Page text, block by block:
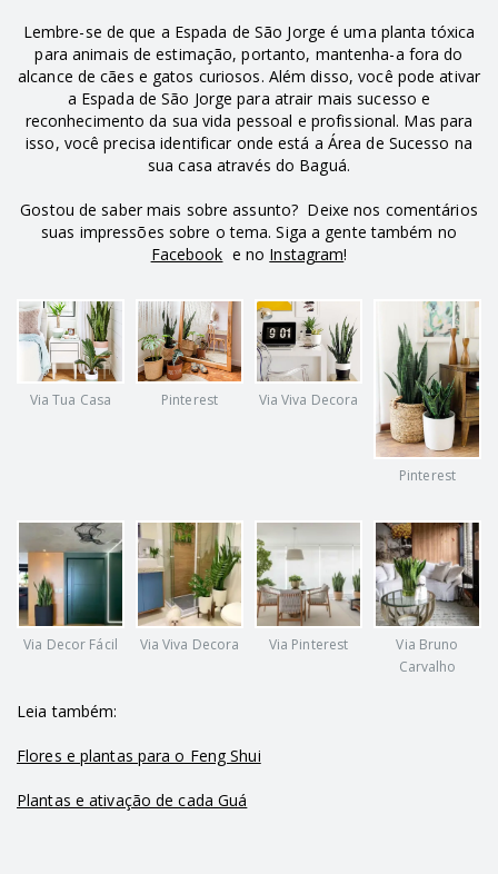
Lembre-se de que a Espada de São Jorge é uma planta tóxica
para animais de estimação, portanto, mantenha-a fora do
alcance de cães e gatos curiosos. Além disso, você pode ativar
a Espada de São Jorge para atrair mais sucesso e
reconhecimento da sua vida pessoal e profissional. Mas para
isso, você precisa identificar onde está a Área de Sucesso na
sua casa através do Baguá.
Gostou de saber mais sobre assunto? Deixe nos comentários
suas impressões sobre o tema. Siga a gente também no
Facebook e no Instagram!
Via Tua Casa Pinterest Via Viva Decora
Pinterest
Via Decor Fácil Via Viva Decora Via Pinterest
Via Bruno
Carvalho
Leia também:
Flores e plantas para o Feng Shui
Plantas e ativação de cada Guá